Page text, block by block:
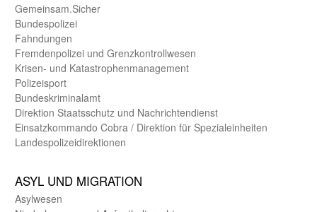
Gemein­sam.Sicher
Bundes­polizei
Fahndungen
Fremdenpolizei und Grenzkontrollwesen
Krisen- und Katastrophen­management
Polizeisport
Bundes­kriminal­amt
Direktion Staats­schutz und Nach­richten­dienst
Einsatz­kommando Cobra / Direktion für Spezialeinheiten
Landes­polizei­direk­tionen
ASYL UND MIGRA­TION
Asyl­wesen